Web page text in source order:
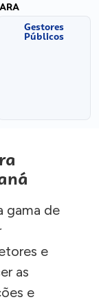
Gestores
Públicos
gama de
e
as
e